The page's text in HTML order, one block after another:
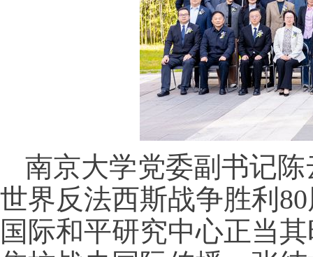
南京大学党委副书记
世界反法西斯战争胜利
国际和平研究中心正当